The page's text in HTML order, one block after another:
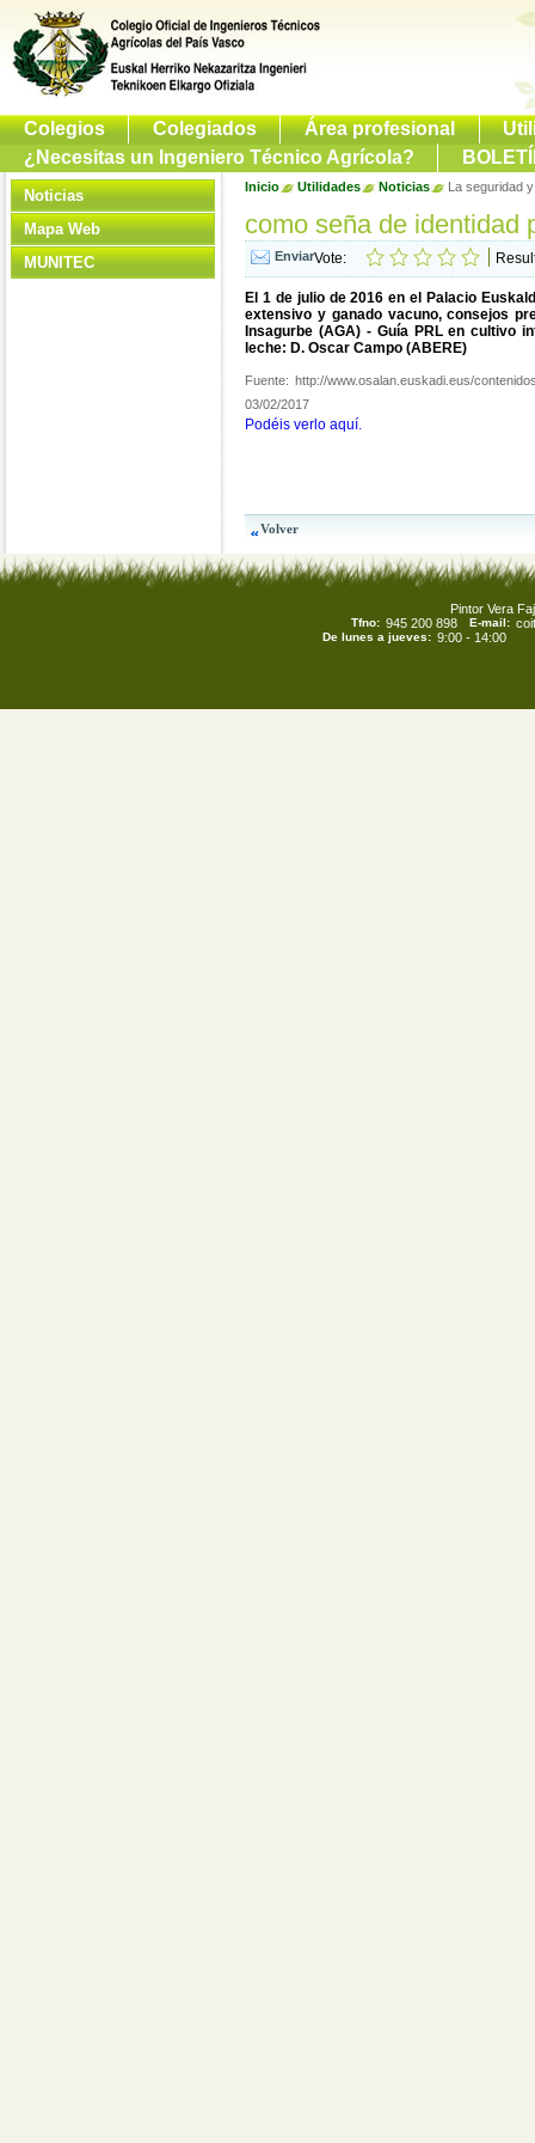
Colegios Colegiados Área profesional
¿Necesitas un Ingeniero Técnico Agrícola?
Noticias
Mapa Web
MUNITEC
Inicio Utilidades Noticias La seguridad
como seña de identidad
Vote:
El 1 de julio de 2016 en el Palacio
extensivo y ganado vacuno, consejos
Insagurbe (AGA) - Guía PRL en cultivo
leche: D. Oscar Campo (ABERE)
Fuente: http://www.osalan.euskadi.eus/
03/02/2017
Podéis verlo aquí.
Pintor Vera
Tfno: 945 200 898 E-mail:
De lunes a jueves: 9:00 - 14:00